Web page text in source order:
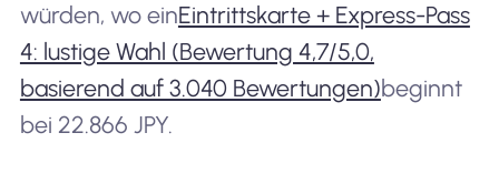
würden, wo einEintrittskarte + Express-Pass
4: lustige Wahl (Bewertung 4,7/5,0,
basierend auf 3.040 Bewertungen)beginnt
bei 22.866 JPY.